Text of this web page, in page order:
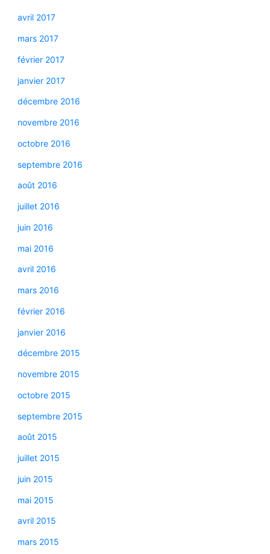
avril 2017
mars 2017
février 2017
janvier 2017
décembre 2016
novembre 2016
octobre 2016
septembre 2016
août 2016
juillet 2016
juin 2016
mai 2016
avril 2016
mars 2016
février 2016
janvier 2016
décembre 2015
novembre 2015
octobre 2015
septembre 2015
août 2015
juillet 2015
juin 2015
mai 2015
avril 2015
mars 2015